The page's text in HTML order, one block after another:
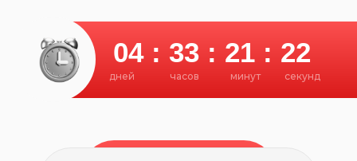
04 : 33 : 21 : 22
дней часов минут секунд